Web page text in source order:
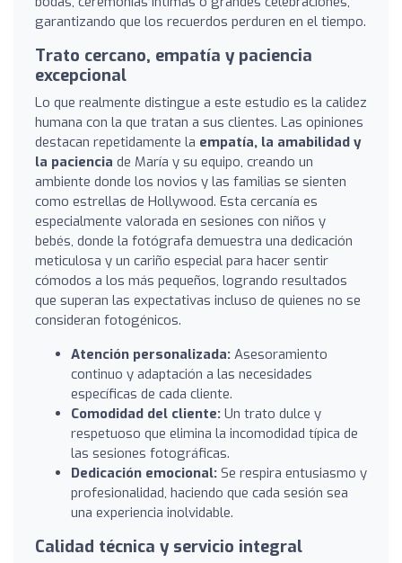
garantizando que los recuerdos perduren en el tiempo.
Trato cercano, empatía y paciencia
excepcional
Lo que realmente distingue a este estudio es la calidez
humana con la que tratan a sus clientes. Las opiniones
destacan repetidamente la empatía, la amabilidad y
la paciencia de María y su equipo, creando un
ambiente donde los novios y las familias se sienten
como estrellas de Hollywood. Esta cercanía es
especialmente valorada en sesiones con niños y
bebés, donde la fotógrafa demuestra una dedicación
meticulosa y un cariño especial para hacer sentir
cómodos a los más pequeños, logrando resultados
que superan las expectativas incluso de quienes no se
consideran fotogénicos.
Atención personalizada: Asesoramiento
continuo y adaptación a las necesidades
específicas de cada cliente.
Comodidad del cliente: Un trato dulce y
respetuoso que elimina la incomodidad típica de
las sesiones fotográficas.
Dedicación emocional: Se respira entusiasmo y
profesionalidad, haciendo que cada sesión sea
una experiencia inolvidable.
Calidad técnica y servicio integral